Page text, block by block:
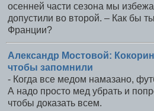
осенней части сезона мы
допустили во второй. – Как бы
Франции?
Александр Мостовой:
чтобы запомнили
- Когда все медом намазано,
А надо просто мед убрать и
чтобы доказать всем.